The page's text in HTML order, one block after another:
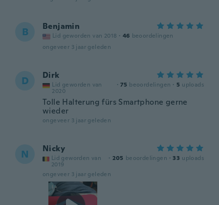
B Benjamin
Lid geworden van 2018 · 46 beoordelingen
ongeveer 3 jaar geleden
D Dirk
Lid geworden van
2020
· 75 beoordelingen · 5 uploads
Tolle Halterung fürs Smartphone gerne
wieder
ongeveer 3 jaar geleden
N Nicky
Lid geworden van
2019
· 205 beoordelingen · 33 uploads
ongeveer 3 jaar geleden